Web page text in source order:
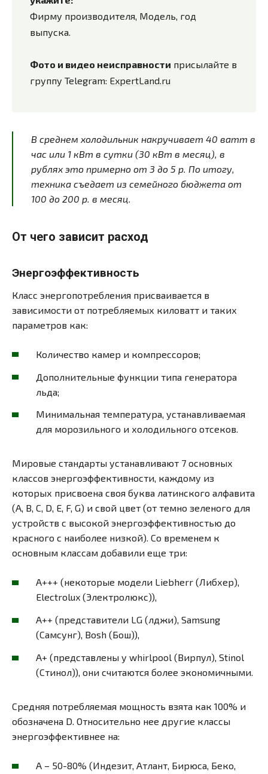
Фирму производителя, Модель, год
выпуска.
Фото и видео неисправности присылайте в
группу Telegram: ExpertLand.ru
В среднем холодильник накручивает 40 ватт в
час или 1 кВт в сутки (30 кВт в месяц), в
рублях это примерно от 3 до 5 р. По итогу,
техника съедает из семейного бюджета от
100 до 200 р. в месяц.
От чего зависит расход
Энергоэффективность
Класс энергопотребления присваивается в
зависимости от потребляемых киловатт и таких
параметров как:
Количество камер и компрессоров;
Дополнительные функции типа генератора
льда;
Минимальная температура, устанавливаемая
для морозильного и холодильного отсеков.
Мировые стандарты устанавливают 7 основных
классов энергоэффективности, каждому из
которых присвоена своя буква латинского алфавита
(А, В, С, D, E, F, G) и свой цвет (от темно зеленого для
устройств с высокой энергоэффективностью до
красного с наиболее низкой). Со временем к
основным классам добавили еще три:
А+++ (некоторые модели Liebherr (Либхер),
Electrolux (Электролюкс)),
А++ (представители LG (лджи), Samsung
(Самсунг), Bosh (Бош)),
А+ (представлены у whirlpool (Вирпул), Stinol
(Стинол)), они считаются более экономичными.
Средняя потребляемая мощность взята как 100% и
обозначена D. Относительно нее другие классы
энергоэффективнее на:
А – 50-80% (Индезит, Атлант, Бирюса, Беко,